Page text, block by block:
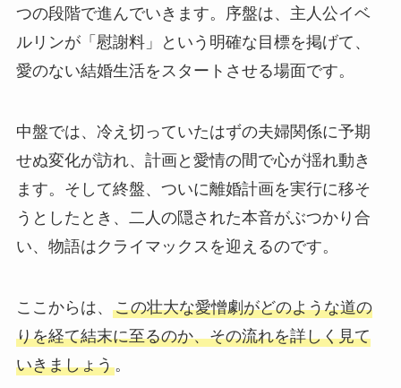
つの段階で進んでいきます。序盤は、主人公イベ
ルリンが「慰謝料」という明確な目標を掲げて、
愛のない結婚生活をスタートさせる場面です。
中盤では、冷え切っていたはずの夫婦関係に予期
せぬ変化が訪れ、計画と愛情の間で心が揺れ動き
ます。そして終盤、ついに離婚計画を実行に移そ
うとしたとき、二人の隠された本音がぶつかり合
い、物語はクライマックスを迎えるのです。
ここからは、 この壮大な愛憎劇がどのような道の
りを経て結末に至るのか、その流れを詳しく見て
いきましょう。